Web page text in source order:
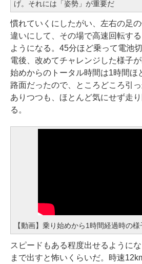
げ。それには「姿勢」が重要だ
慣れていくにしたがい、左右の足
違いにして、その場で高速回転す
ようになる。45分ほど乗って電池
電後、改めてチャレンジした様子
始めからのトータル時間は1時間ほ
路面だったので、ところどころ引
ありつつも、ほとんど気にせず走
る。
【動画】乗り始めから1時間経過時の様
スピードもある程度出せるように
まで出すと怖いくらいだ。時速